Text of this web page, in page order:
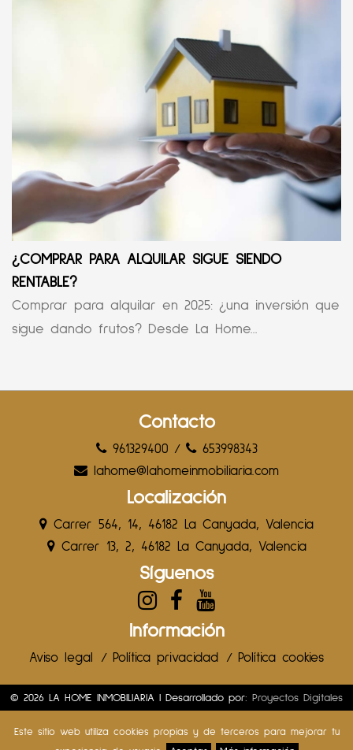
¿COMPRAR PARA ALQUILAR SIGUE SIENDO
RENTABLE?
Comprar para alquilar en 2025: ¿una inversión que
sigue dando frutos? Desde La Home...
Contacto
961329400 /
653998343
lahome@lahomeinmobiliaria.com
Localización
Carrer 564, 14, 46182 La Canyada, Valencia
Carrer 13, 2, 46182 La Canyada, Valencia
Síguenos
Información
Aviso legal / Política privacidad / Política cookies
© 2026 LA HOME INMOBILIARIA | Desarrollado por: Proyectos Digitales
Este sitio web utiliza cookies propias y de terceros para mejorar tu